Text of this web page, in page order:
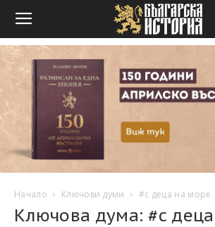
Начало Ключови думи #с деца на море
Ключова дума: #с